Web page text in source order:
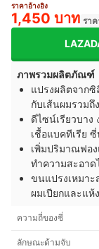
ราคาอ้างอิง
1,450 บาท รา
ภาพรวมผลิตภัณฑ์
แปรงผลิตจาก
กับเส้นผมรวมถึ
ดีไซน์เรียวบาง
เชื้อแบคทีเรีย
เพิ่มปริมาณฟอ
ทำความสะอาด
ขนแปรงเหมา
ผมเปียกและแห้
ความถี่ของซี่
ลักษณะด้ามจับ